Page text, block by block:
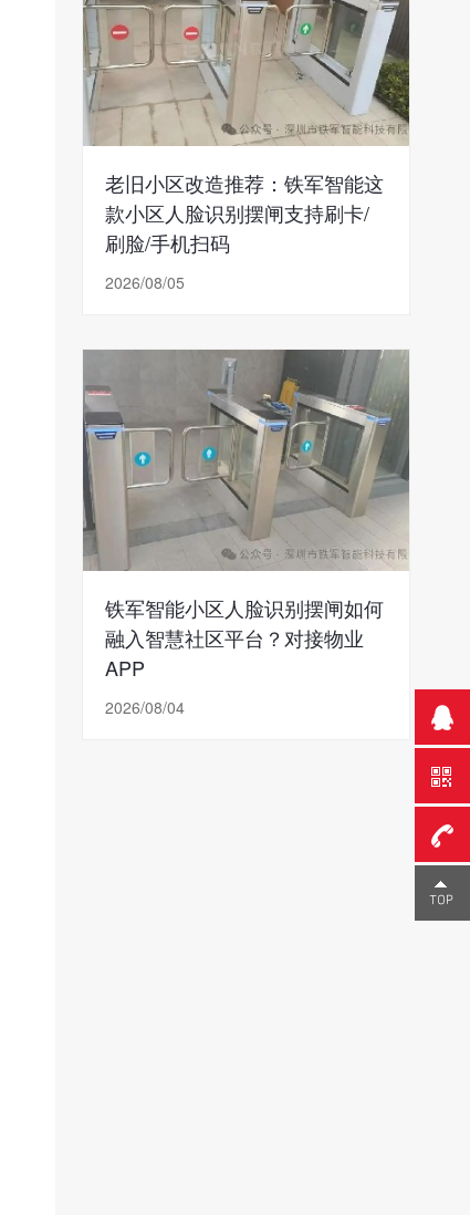
老旧小区改造推荐：铁军智能这
款小区人脸识别摆闸支持刷卡/
刷脸/手机扫码
2026/08/05
铁军智能小区人脸识别摆闸如何
融入智慧社区平台？对接物业
APP
2026/08/04
0755-